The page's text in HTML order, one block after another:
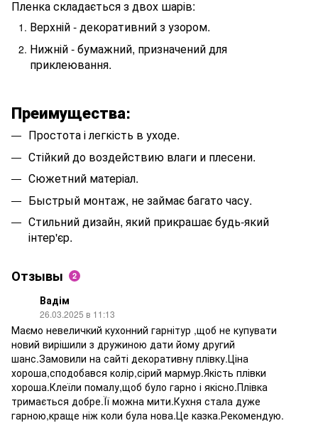
Пленка складається з двох шарів:
Верхній - декоративний з узором.
Нижній - бумажний, призначений для
приклеювання.
Преимущества:
Простота і легкість в уходе.
Стійкий до воздействию влаги и плесени.
Сюжетний матеріал.
Быстрый монтаж, не займає багато часу.
Стильний дизайн, який прикрашає будь-який
інтер'єр.
Отзывы 2
Вадім
26.03.2025 в 11:13
Маємо невеличкий кухонний гарнітур ,щоб не купувати
новий вирішили з дружиною дати йому другий
шанс.Замовили на сайті декоративну плівку.Ціна
хороша,сподобався колір,сірий мармур.Якість плівки
хороша.Клеїли помалу,щоб було гарно і якісно.Плівка
тримається добре.Її можна мити.Кухня стала дуже
гарною,краще ніж коли була нова.Це казка.Рекомендую.